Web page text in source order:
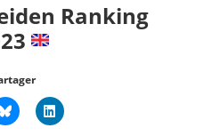
Ranking